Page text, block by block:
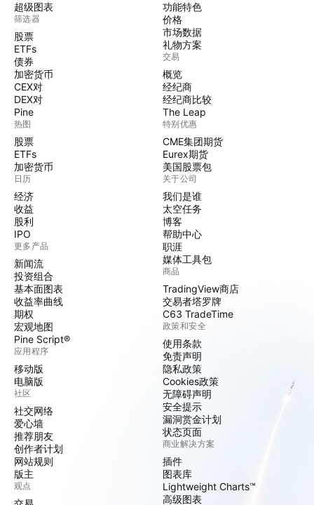
超级图表
筛选器
股票
ETFs
债券
加密货币
CEX对
DEX对
Pine
热图
股票
ETFs
加密货币
日历
经济
收益
股利
IPO
更多产品
新闻流
投资组合
基本面图表
收益率曲线
期权
宏观地图
Pine Script®
应用程序
移动版
电脑版
社区
社交网络
爱心墙
推荐朋友
创作者计划
网站规则
版主
观点
功能特色
价格
市场数据
礼物方案
交易
概览
经纪商
经纪商比较
The Leap
特别优惠
CME集团期货
Eurex期货
美国股票包
关于公司
我们是谁
太空任务
博客
帮助中心
职涯
媒体工具包
商品
TradingView商店
交易者塔罗牌
C63 TradeTime
政策和安全
使用条款
免责声明
隐私政策
Cookies政策
无障碍声明
安全提示
漏洞赏金计划
状态页面
商业解决方案
插件
图表库
Lightweight Charts™
高级图表